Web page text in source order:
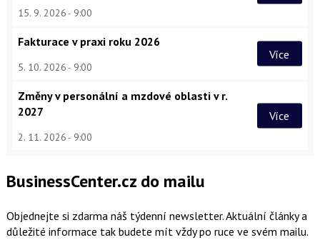
15. 9. 2026 9:00
Fakturace v praxi roku 2026
5. 10. 2026 9:00
Více
Změny v personální a mzdové oblasti v r.
2027
2. 11. 2026 9:00
Více
BusinessCenter.cz do mailu
Objednejte si zdarma náš týdenní newsletter. Aktuální články a
důležité informace tak budete mít vždy po ruce ve svém mailu.